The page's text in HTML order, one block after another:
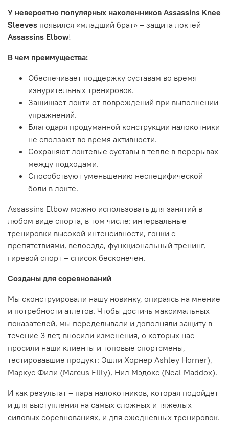
У невероятно популярных наколенников Assassins Knee
Sleeves появился «младший брат» – защита локтей
Assassins Elbow!
В чем преимущества:
Обеспечивает поддержку суставам во время
изнурительных тренировок.
Защищает локти от повреждений при выполнении
упражнений.
Благодаря продуманной конструкции налокотники
не сползают во время активности.
Сохраняют локтевые суставы в тепле в перерывах
между подходами.
Способствуют уменьшению неспецифической
боли в локте.
Assassins Elbow можно использовать для занятий в
любом виде спорта, в том числе: интервальные
тренировки высокой интенсивности, гонки с
препятствиями, велоезда, функциональный тренинг,
гиревой спорт – список бесконечен.
Созданы для соревнований
Мы сконструировали нашу новинку, опираясь на мнение
и потребности атлетов. Чтобы достичь максимальных
показателей, мы переделывали и дополняли защиту в
течение 3 лет, вносили изменения, о которых нас
просили наши клиенты и топовые спортсмены,
тестировавшие продукт: Эшли Хорнер Ashley Horner),
Маркус Фили (Marcus Filly), Нил Мэдокс (Neal Maddox).
И как результат – пара налокотников, которая подойдет
и для выступления на самых сложных и тяжелых
силовых соревнованиях, и для ежедневных тренировок.